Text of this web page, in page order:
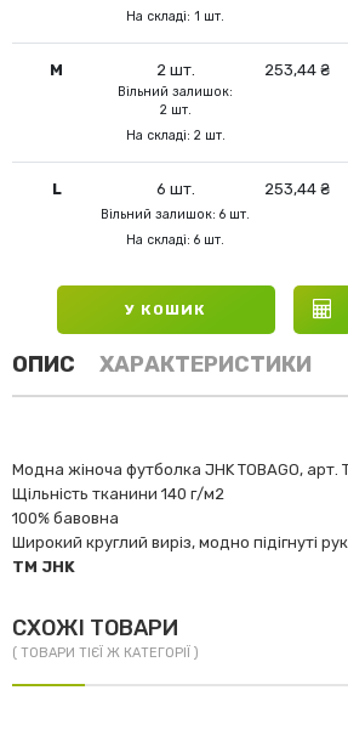
На складі: 1 шт.
M 2 шт.
Вільний залишок:
2 шт.
На складі: 2 шт.
253,44 ₴
L 6 шт.
Вільний залишок: 6 шт.
На складі: 6 шт.
253,44 ₴
У КОШИК
ОПИС ХАРАКТЕРИСТИКИ
Модна жіноча футболка JHK TOBAGO, арт.
Щільність тканини 140 г/м2
100% бавовна
Широкий круглий виріз, модно підігнуті
TM JHK
СХОЖІ ТОВАРИ
( ТОВАРИ ТІЄЇ Ж КАТЕГОРІЇ )